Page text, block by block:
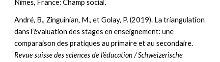
Nîmes, France: Champ social.
André, B., Zinguinian, M., et Golay, P. (2019). La triangulation
dans l’évaluation des stages en enseignement: une
comparaison des pratiques au primaire et au secondaire.
Revue suisse des sciences de l'éducation / Schweizerische